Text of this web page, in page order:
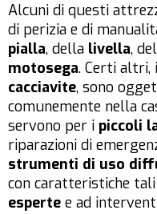
Alcuni di questi
di perizia e di
pialla, della livella, del
motosega. Certi altri,
cacciavite, sono
comunemente nella
servono per i piccoli
riparazioni di
strumenti di uso
con caratteristiche
esperte e ad